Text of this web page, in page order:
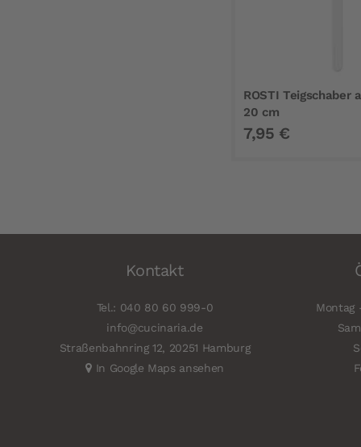
ROSTI Teigschaber
20 cm
7,95 €
Kontakt
Tel.: 040 80 60 999-0
info@cucinaria.de
Straßenbahnring 12, 20251 Hamburg
In Google Maps ansehen
Montag